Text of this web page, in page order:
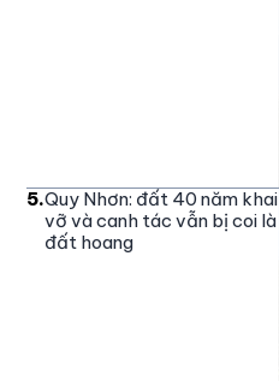
5.Quy Nhơn: đất 40 năm khai
vỡ và canh tác vẫn bị coi là
đất hoang